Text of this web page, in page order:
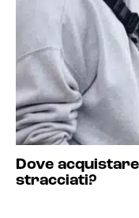
Dove
stracciati?